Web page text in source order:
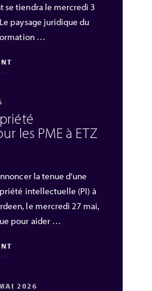
se tiendra le mercredi 3
paysage juridique du
…
les PME à ETZ
la tenue d’une
intellectuelle (PI) à
le mercredi 27 mai,
pour aider …
2026